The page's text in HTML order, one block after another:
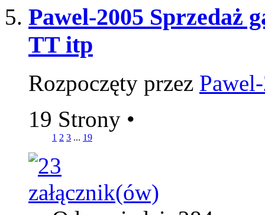
Pawel-2005 Sprzedaż
TT itp
Rozpoczęty przez
19 Strony •
1 2 3 ... 19